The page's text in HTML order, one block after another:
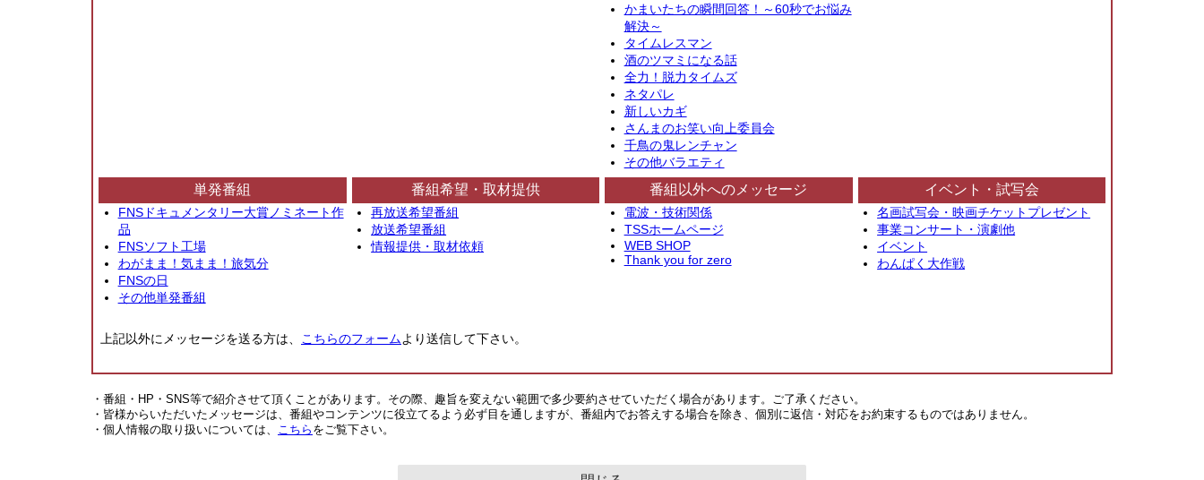
かまいたちの瞬間回答！～60秒でお悩み
解決～
タイムレスマン
酒のツマミになる話
全力！脱力タイムズ
ネタパレ
新しいカギ
さんまのお笑い向上委員会
千鳥の鬼レンチャン
その他バラエティ
単発番組
FNSドキュメンタリー大賞ノミネート作
品
FNSソフト工場
わがまま！気まま！旅気分
FNSの日
その他単発番組
番組希望・取材提供
再放送希望番組
放送希望番組
情報提供・取材依頼
番組以外へのメッセージ
電波・技術関係
TSSホームページ
WEB SHOP
Thank you for zero
イベント・試写会
名画試写会・映画チケットプレゼント
事業コンサート・演劇他
イベント
わんぱく大作戦
上記以外にメッセージを送る方は、 こちらのフォームより送信して下さい。
・番組・HP・SNS等で紹介させて頂くことがあります。その際、趣旨を変えない範囲で多少要約させていただく場合があります。ご了承ください。
・皆様からいただいたメッセージは、番組やコンテンツに役立てるよう必ず目を通しますが、番組内でお答えする場合を除き、個別に返信・対応をお約束するものではありません。
・個人情報の取り扱いについては、
こちら をご覧下さい。